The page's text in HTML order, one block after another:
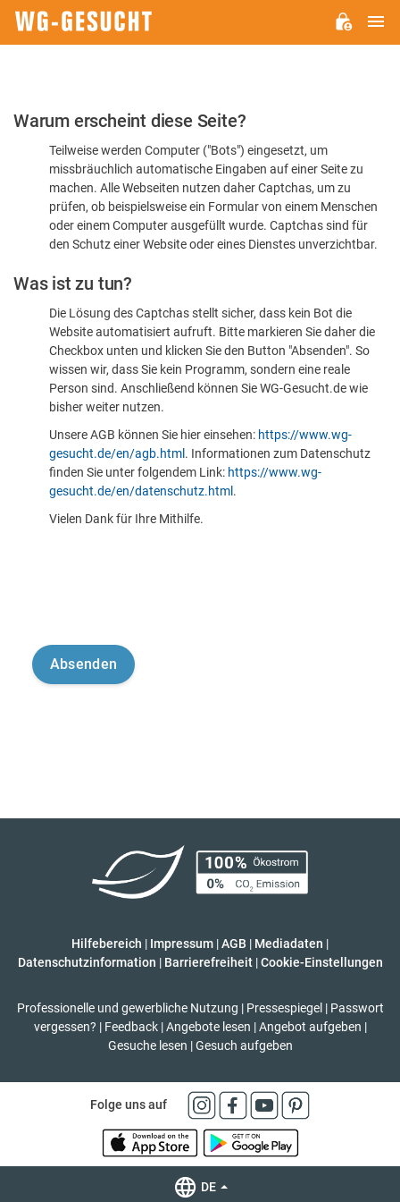
Bitte
dass
sind
Warum erscheint diese Seite?
Teilweise werden Computer ("Bots") eingesetzt, um
missbräuchlich automatische Eingaben auf einer Seite zu
machen. Alle Webseiten nutzen daher Captchas, um zu
prüfen, ob beispielsweise ein Formular von einem Menschen
oder einem Computer ausgefüllt wurde. Captchas sind für
den Schutz einer Website oder eines Dienstes unverzichtbar.
Was ist zu tun?
Die Lösung des Captchas stellt sicher, dass kein Bot die
Website automatisiert aufruft. Bitte markieren Sie daher die
Checkbox unten und klicken Sie den Button "Absenden". So
wissen wir, dass Sie kein Programm, sondern eine reale
Person sind. Anschließend können Sie WG-Gesucht.de wie
bisher weiter nutzen.
Unsere AGB können Sie hier einsehen: https://www.wg-
gesucht.de/en/agb.html . Informationen zum Datenschutz
finden Sie unter folgendem Link: https://www.wg-
gesucht.de/en/datenschutz.html .
Vielen Dank für Ihre Mithilfe.
Hilfebereich | Impressum |AGB | Mediadaten |
Datenschutzinformation | Barrierefreiheit | Cookie-Einstellungen
Professionelle und gewerbliche Nutzung | Pressespiegel | Passwort
vergessen? | Feedback | Angebote lesen | Angebot aufgeben |
Gesuche lesen | Gesuch aufgeben
Folge uns auf
DE